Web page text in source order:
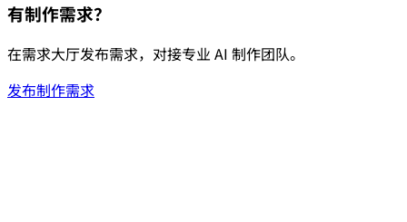
有制作需求？
在需求大厅发布需求，对接专业 AI 制作团队。
发布制作需求